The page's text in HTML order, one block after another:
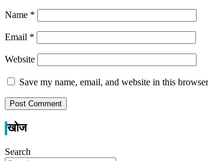
Name *
Email *
Website
Save my name, email, and website in this
खोज
Search